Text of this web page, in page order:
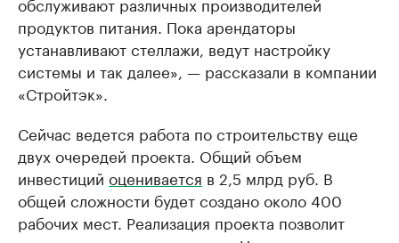
продуктов питания. Пока арендаторы
устанавливают стеллажи, ведут настройку
системы и так далее», — рассказали в компании
«Стройтэк».
Сейчас ведется работа по строительству еще
двух очередей проекта. Общий объем
инвестиций оценивается в 2,5 млрд руб. В
общей сложности будет создано около 400
рабочих мест. Реализация проекта позволит